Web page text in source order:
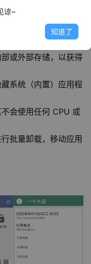
或外部存储，以获得
系统（内置）应用程
会使用任何 CPU 或
批量卸载，移动应用
谅~
知道了